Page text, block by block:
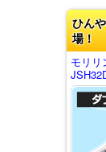
ひん
場！
モリ